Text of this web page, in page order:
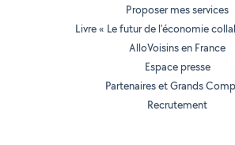
Proposer mes services
Livre « Le futur de l'économie
AlloVoisins en France
Espace presse
Partenaires et Grands
Recrutement